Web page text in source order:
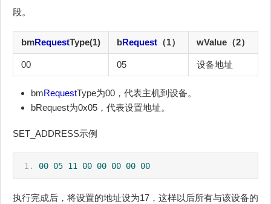
段。
bmRequestType(1) bRequest （1） wValue（2）
00 05 设备地址
bmRequestType为00，代表主机到设备。
bRequest为0x05，代表设置地址。
SET_ADDRESS示例
00 05 11 00 00 00 00 00
执行完成后，将设置的地址设为17，这样以后所有与该设备的